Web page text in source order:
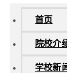
首页
院校介
学校新